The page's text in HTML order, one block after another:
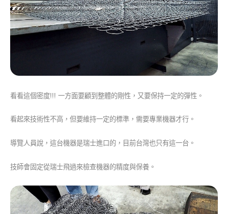
看看這個密度!!! 一方面要顧到整體的剛性，又要保持一定的彈性。
看起來技術性不高，但要維持一定的標準，需要專業機器才行。
導覽人員說，這台機器是瑞士進口的，目前台灣也只有這一台。
技師會固定從瑞士飛過來檢查機器的精度與保養。